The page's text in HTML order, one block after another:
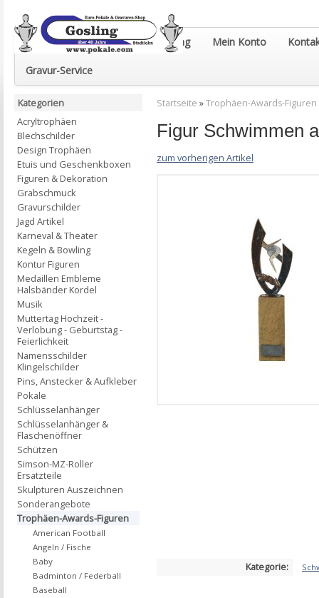
Euro-Pokale & Gravur-Shop Gosling Mein Konto
Gravur-Service
Startseite »Trophäen-Awards-Figuren
Figur Schwimmen
zum vorherigen Artikel
Kategorie:
Kategorien
Acryltrophäen
Blechschilder
Design Trophäen
Etuis und Geschenkboxen
Figuren & Dekoration
Grabschmuck
Gravurschilder
Jagd Artikel
Karneval & Theater
Kegeln & Bowling
Kontur Figuren
Medaillen Embleme
Halsbänder Kordel
Musik
Muttertag Hochzeit -
Verlobung - Geburtstag -
Feierlichkeit
Namensschilder
Klingelschilder
Pins, Anstecker & Aufkleber
Pokale
Schlüsselanhänger
Schlüsselanhänger &
Flaschenöffner
Schützen
Simson-MZ-Roller
Ersatzteile
Skulpturen Auszeichnen
Sonderangebote
Trophäen-Awards-Figuren
American Football
Angeln / Fische
Baby
Badminton / Federball
Baseball